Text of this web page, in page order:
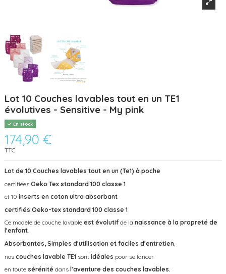
Lot 10 Couches lavables tout en un TE1
évolutives - Sensitive - My pink
En stock
174,90 €
TTC
Lot de 10 Couches lavables tout en un (Te1) à poche
certifiées Oeko Tex standard 100 classe 1
et 10 inserts en coton ultra absorbant
certifiés Oeko-tex standard 100 classe 1
Ce modèle de couche lavable est évolutif de la naissance à la propreté de
l'enfant.
Absorbantes, Simples d'utilisation et faciles d'entretien
nos couches lavable TE1 sont idéales pour se lancer
en toute sérénité dans l'aventure des couches lavables.